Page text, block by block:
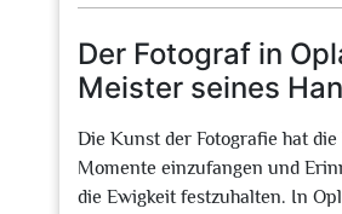
2025
Der Fotograf in
Meister seines
Die Kunst der Fotografie hat die
Momente einzufangen und
die Ewigkeit festzuhalten. In